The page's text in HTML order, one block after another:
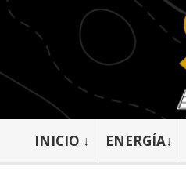
INICIO ↓ ENERGÍA↓